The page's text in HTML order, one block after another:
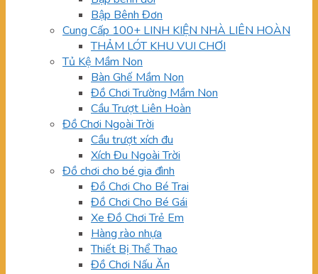
Bập Bênh Đơn
Cung Cấp 100+ LINH KIỆN NHÀ LIÊN HOÀN
THẢM LÓT KHU VUI CHƠI
Tủ Kệ Mầm Non
Bàn Ghế Mầm Non
Đồ Chơi Trường Mầm Non
Cầu Trượt Liên Hoàn
Đồ Chơi Ngoài Trời
Cầu trượt xích đu
Xích Đu Ngoài Trời
Đồ chơi cho bé gia đình
Đồ Chơi Cho Bé Trai
Đồ Chơi Cho Bé Gái
Xe Đồ Chơi Trẻ Em
Hàng rào nhựa
Thiết Bị Thể Thao
Đồ Chơi Nấu Ăn